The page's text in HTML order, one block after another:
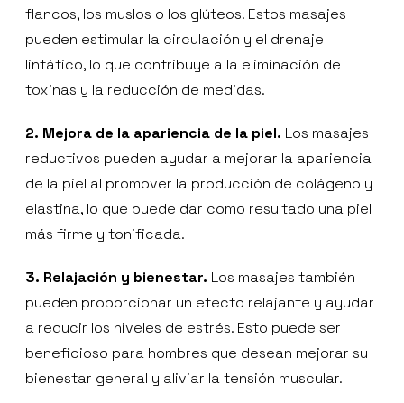
flancos, los muslos o los glúteos. Estos masajes
pueden estimular la circulación y el drenaje
linfático, lo que contribuye a la eliminación de
toxinas y la reducción de medidas.
2. Mejora de la apariencia de la piel. Los masajes
reductivos pueden ayudar a mejorar la apariencia
de la piel al promover la producción de colágeno y
elastina, lo que puede dar como resultado una piel
más firme y tonificada.
3. Relajación y bienestar. Los masajes también
pueden proporcionar un efecto relajante y ayudar
a reducir los niveles de estrés. Esto puede ser
beneficioso para hombres que desean mejorar su
bienestar general y aliviar la tensión muscular.